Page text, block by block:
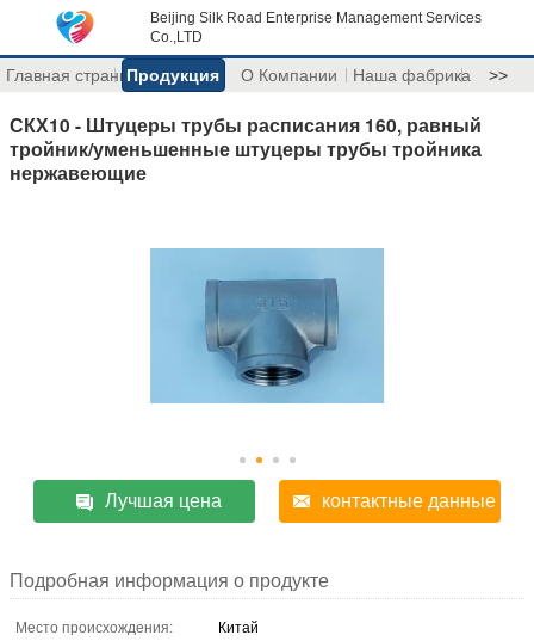
Beijing Silk Road Enterprise Management Services
Co.,LTD
Главная страницаПродукция О Компании Наша фабрика >>
СКХ10 - Штуцеры трубы расписания 160, равный
тройник/уменьшенные штуцеры трубы тройника
нержавеющие
Лучшая цена контактные данные
Подробная информация о продукте
Место происхождения:
Китай